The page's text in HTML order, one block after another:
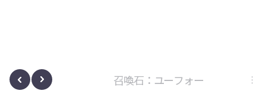
サノヴァ 召喚石：ユーフォー